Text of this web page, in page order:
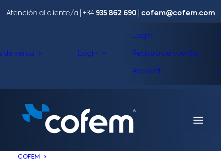
Atención al cliente/a​ | +34 935 862 690 cofem@cofem.com
de venta Login
Login
Registro de cuenta
Account
COFEM